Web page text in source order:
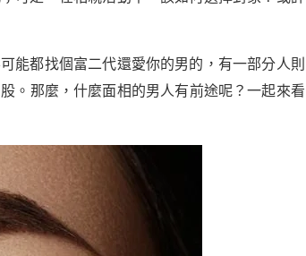
能都找個富二代還愛你的男的，有一部分人則
。那麼，什麼面相的男人有前途呢？一起來看